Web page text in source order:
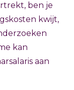
ben je
kwijt,
kan
aan